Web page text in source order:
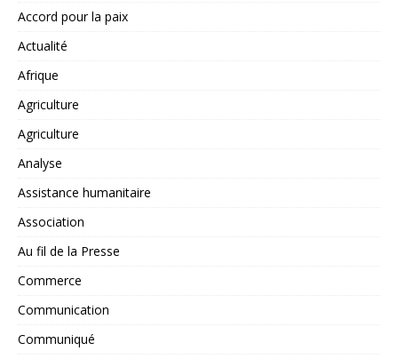
Accord pour la paix
Actualité
Afrique
Agriculture
Agriculture
Analyse
Assistance humanitaire
Association
Au fil de la Presse
Commerce
Communication
Communiqué